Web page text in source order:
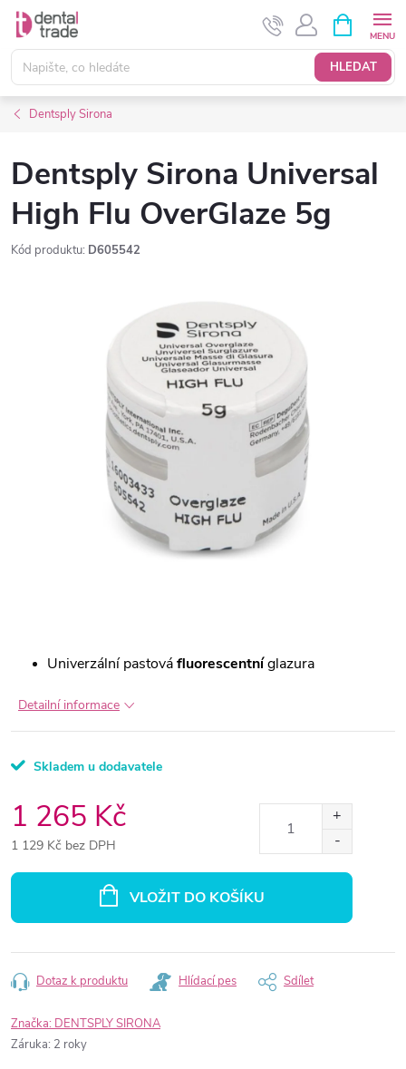
Přejít
obsah
HLEDAT
NÁKUPNÍ
KOŠÍK
Dentsply Sirona
Dentsply Sirona Universal
High Flu OverGlaze 5g
Kód produktu: D605542
Univerzální pastováfluorescentníglazura
Detailní informace
Skladem u dodavatele
1 265 Kč
1 129 Kč bez DPH
VLOŽIT DO KOŠÍKU
Dotaz k produktu Hlídací pes Sdílet
Značka: DENTSPLY SIRONA
Záruka: 2 roky